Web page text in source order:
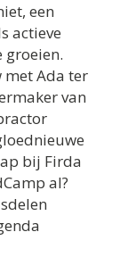
een
actieve
groeien.
met Ada ter
van
bij Firda
al?